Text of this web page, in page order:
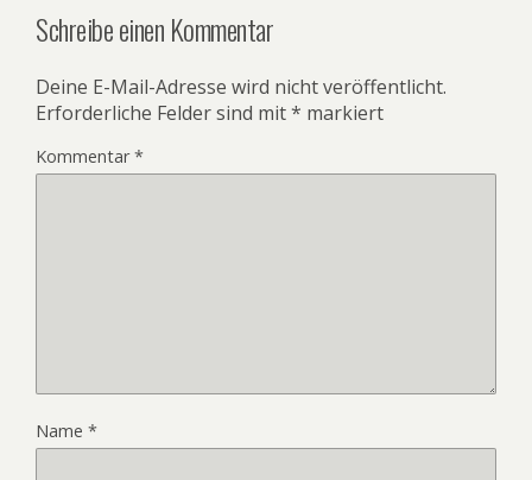
Schreibe einen Kommentar
Deine E-Mail-Adresse wird nicht veröffentlicht.
Erforderliche Felder sind mit* markiert
Kommentar*
Name *